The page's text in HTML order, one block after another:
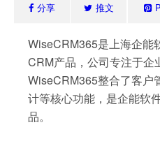
分享 推文
WiseCRM365是上海企能
CRM产品，公司专注于企
WiseCRM365整合了客户
计等核心功能，是企能软
品。